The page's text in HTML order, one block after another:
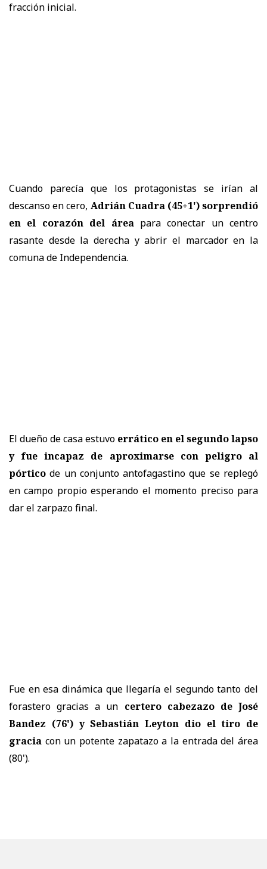
fracción inicial.
Cuando parecía que los protagonistas se irían al
descanso en cero, Adrián Cuadra (45+1') sorprendió
en el corazón del áreapara conectar un centro
rasante desde la derecha y abrir el marcador en la
comuna de Independencia.
El dueño de casa estuvo errático en el segundo lapso
y fue incapaz de aproximarse con peligro al
pórtico de un conjunto antofagastino que se replegó
en campo propio esperando el momento preciso para
dar el zarpazo final.
Fue en esa dinámica que llegaría el segundo tanto del
forastero gracias a un certero cabezazo de José
Bandez (76') y Sebastián Leyton dio el tiro de
gracia con un potente zapatazo a la entrada del área
(80').